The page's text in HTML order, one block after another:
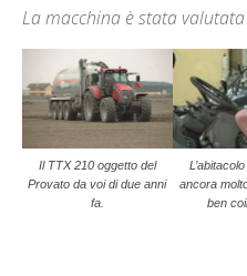
La macchina è stata
Il TTX 210 oggetto del
Provato da voi di due anni
fa.
ancora
ben